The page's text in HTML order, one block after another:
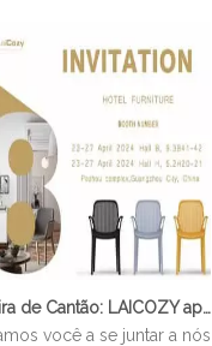
135ª Feira de Cantão: LAICOZY apresenta o futuro dos móveis para hotéis e utensílios de buffet
você a se juntar a nós